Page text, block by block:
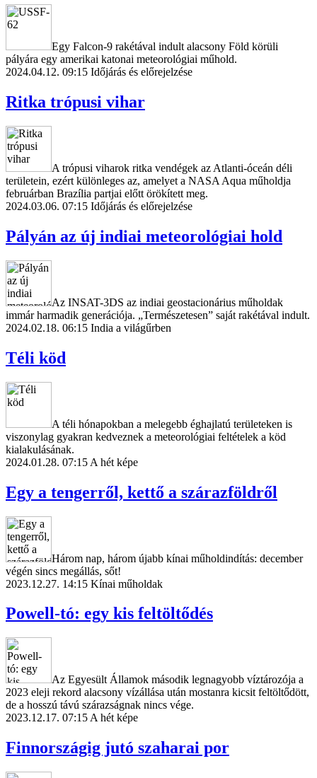
Egy Falcon-9 rakétával indult alacsony Föld körüli
pályára egy amerikai katonai meteorológiai műhold.
2024.04.12. 09:15 Időjárás és előrejelzése
Ritka trópusi vihar
A trópusi viharok ritka vendégek az Atlanti-óceán déli
területein, ezért különleges az, amelyet a NASA Aqua műholdja
februárban Brazília partjai előtt örökített meg.
2024.03.06. 07:15 Időjárás és előrejelzése
Pályán az új indiai meteorológiai hold
Az INSAT-3DS az indiai geostacionárius műholdak
immár harmadik generációja. „Természetesen” saját rakétával indult.
2024.02.18. 06:15 India a világűrben
Téli köd
A téli hónapokban a melegebb éghajlatú területeken is
viszonylag gyakran kedveznek a meteorológiai feltételek a köd
kialakulásának.
2024.01.28. 07:15 A hét képe
Egy a tengerről, kettő a szárazföldről
Három nap, három újabb kínai műholdindítás: december
végén sincs megállás, sőt!
2023.12.27. 14:15 Kínai műholdak
Powell-tó: egy kis feltöltődés
Az Egyesült Államok második legnagyobb víztározója a
2023 eleji rekord alacsony vízállása után mostanra kicsit feltöltődött,
de a hosszú távú szárazságnak nincs vége.
2023.12.17. 07:15 A hét képe
Finnországig jutó szaharai por